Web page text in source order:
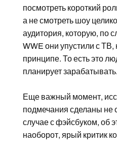
посмотреть короткий
а не смотреть шоу
аудитория, которую, по
WWE они упустили с ТВ,
принципе. То есть это
планирует зарабатывать.
Еще важный момент,
подмечания сделаны не
случае с фэйсбуком, об
наоборот, ярый критик